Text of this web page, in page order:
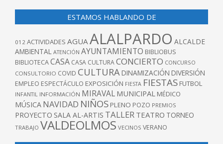
ESTAMOS HABLANDO DE
012 ACTIVIDADES AGUAALALPARDO ALCALDE
AMBIENTAL ATENCIÓN AYUNTAMIENTO BIBLIOBUS
BIBLIOTECACASA CASA CULTURACONCIERTO CONCURSO
CONSULTORIO COVID CULTURA DINAMIZACIÓN DIVERSIÓN
EMPLEO ESPECTÁCULO EXPOSICIÓN FIESTA FIESTAS FUTBOL
INFANTIL INFORMACIÓN MIRAVAL MUNICIPAL MÉDICO
MÚSICA NAVIDAD NIÑOS PLENO POZO PREMIOS
PROYECTO SALA AL-ARTIS TALLER TEATRO TORNEO
TRABAJO VALDEOLMOS VECINOS VERANO